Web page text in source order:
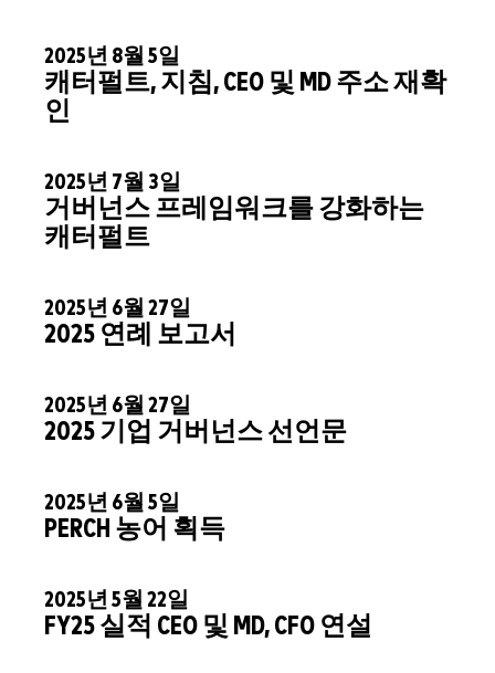
2025년 8월 5일
캐터펄트, 지침, CEO 및 MD 주소 재확
인
2025년 7월 3일
거버넌스 프레임워크를 강화하는
캐터펄트
2025년 6월 27일
2025 연례 보고서
2025년 6월 27일
2025 기업 거버넌스 선언문
2025년 6월 5일
PERCH 농어 획득
2025년 5월 22일
FY25 실적 CEO 및 MD, CFO 연설